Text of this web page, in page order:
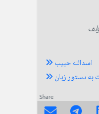
اسدالله حبیب
به دستور زبان
Share